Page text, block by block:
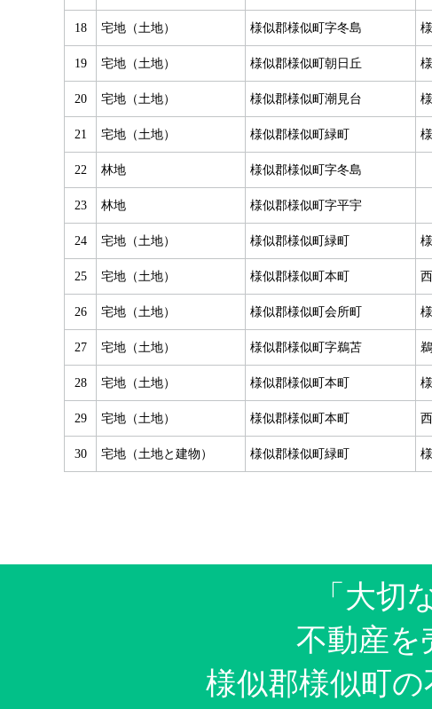
18 宅地（土地） 様似郡様似町字冬島
19 宅地（土地） 様似郡様似町朝日丘
20 宅地（土地） 様似郡様似町潮見台
21 宅地（土地） 様似郡様似町緑町
22 林地 様似郡様似町字冬島
23 林地 様似郡様似町字平宇
24 宅地（土地） 様似郡様似町緑町
25 宅地（土地） 様似郡様似町本町
26 宅地（土地） 様似郡様似町会所町
27 宅地（土地） 様似郡様似町字鵜苫
28 宅地（土地） 様似郡様似町本町
29 宅地（土地） 様似郡様似町本町
30 宅地（土地と建物） 様似郡様似町緑町
「大切
不動産を
様似郡様似町